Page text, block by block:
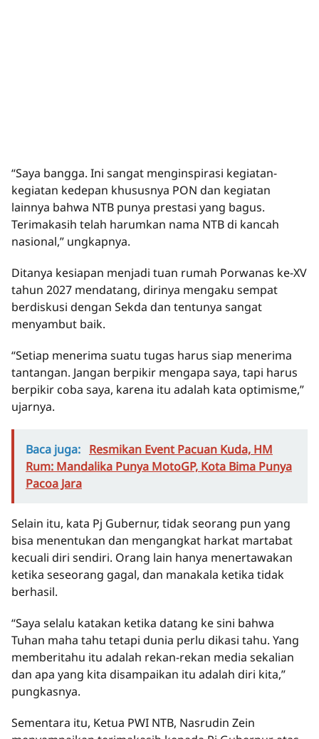
“Saya bangga. Ini sangat menginspirasi kegiatan-
kegiatan kedepan khususnya PON dan kegiatan
lainnya bahwa NTB punya prestasi yang bagus.
Terimakasih telah harumkan nama NTB di kancah
nasional,” ungkapnya.
Ditanya kesiapan menjadi tuan rumah Porwanas ke-XV
tahun 2027 mendatang, dirinya mengaku sempat
berdiskusi dengan Sekda dan tentunya sangat
menyambut baik.
“Setiap menerima suatu tugas harus siap menerima
tantangan. Jangan berpikir mengapa saya, tapi harus
berpikir coba saya, karena itu adalah kata optimisme,”
ujarnya.
Baca juga: Resmikan Event Pacuan Kuda, HM
Rum: Mandalika Punya MotoGP, Kota Bima Punya
Pacoa Jara
Selain itu, kata Pj Gubernur, tidak seorang pun yang
bisa menentukan dan mengangkat harkat martabat
kecuali diri sendiri. Orang lain hanya menertawakan
ketika seseorang gagal, dan manakala ketika tidak
berhasil.
“Saya selalu katakan ketika datang ke sini bahwa
Tuhan maha tahu tetapi dunia perlu dikasi tahu. Yang
memberitahu itu adalah rekan-rekan media sekalian
dan apa yang kita disampaikan itu adalah diri kita,”
pungkasnya.
Sementara itu, Ketua PWI NTB, Nasrudin Zein